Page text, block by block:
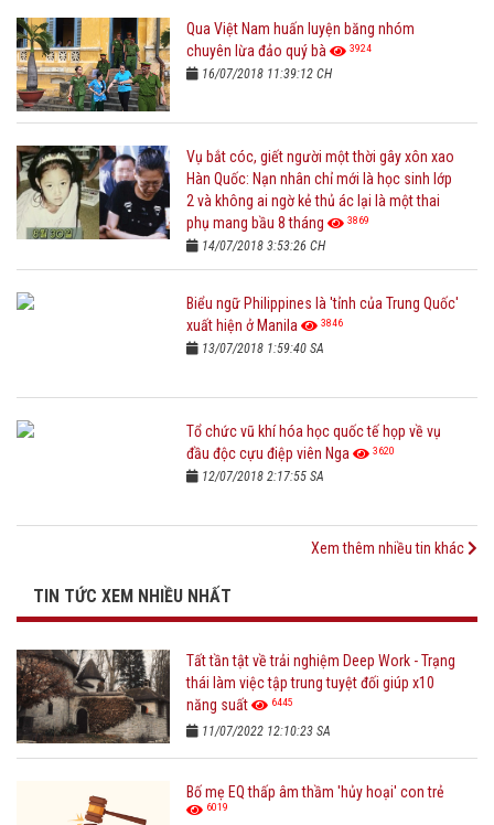
Qua Việt Nam huấn luyện băng nhóm
chuyên lừa đảo quý bà
3924
16/07/2018 11:39:12 CH
Vụ bắt cóc, giết người một thời gây xôn xao
Hàn Quốc: Nạn nhân chỉ mới là học sinh lớp
2 và không ai ngờ kẻ thủ ác lại là một thai
phụ mang bầu 8 tháng
3869
14/07/2018 3:53:26 CH
Biểu ngữ Philippines là 'tỉnh của Trung Quốc'
xuất hiện ở Manila
3846
13/07/2018 1:59:40 SA
Tổ chức vũ khí hóa học quốc tế họp về vụ
đầu độc cựu điệp viên Nga
3620
12/07/2018 2:17:55 SA
Xem thêm nhiều tin khác
TIN TỨC XEM NHIỀU NHẤT
Tất tần tật về trải nghiệm Deep Work - Trạng
thái làm việc tập trung tuyệt đối giúp x10
năng suất
6445
11/07/2022 12:10:23 SA
Bố mẹ EQ thấp âm thầm 'hủy hoại' con trẻ
6019